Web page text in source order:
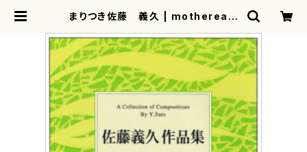
まりつき佐藤 義久 | mothereart